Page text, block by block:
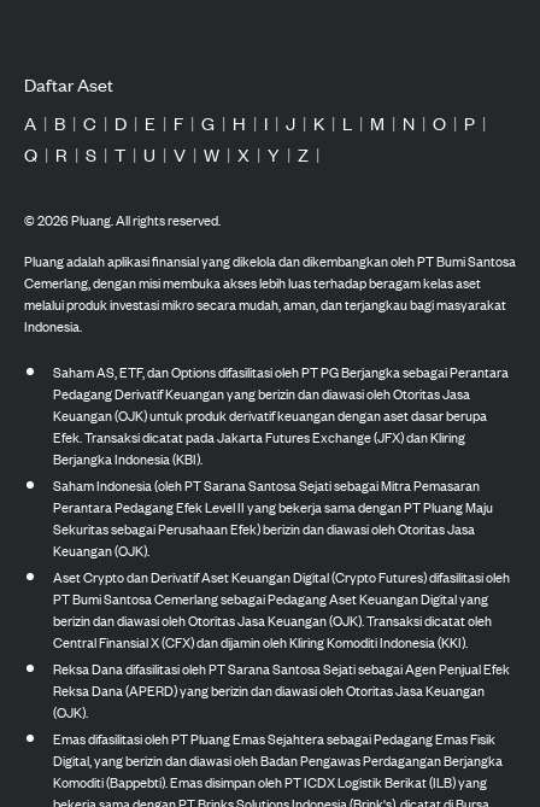
Daftar Aset
A | B | C | D | E | F | G | H | I | J | K | L | M | N | O | P |
Q | R | S | T | U | V | W | X | Y | Z |
©2026Pluang. All rights reserved.
Pluang adalah aplikasi finansial yang dikelola dan dikembangkan oleh PT Bumi Santosa
Cemerlang, dengan misi membuka akses lebih luas terhadap beragam kelas aset
melalui produk investasi mikro secara mudah, aman, dan terjangkau bagi masyarakat
Indonesia.
Saham AS, ETF, dan Options difasilitasi oleh PT PG Berjangka sebagai Perantara
Pedagang Derivatif Keuangan yang berizin dan diawasi oleh Otoritas Jasa
Keuangan (OJK) untuk produk derivatif keuangan dengan aset dasar berupa
Efek. Transaksi dicatat pada Jakarta Futures Exchange (JFX) dan Kliring
Berjangka Indonesia (KBI).
Saham Indonesia (oleh PT Sarana Santosa Sejati sebagai Mitra Pemasaran
Perantara Pedagang Efek Level II yang bekerja sama dengan PT Pluang Maju
Sekuritas sebagai Perusahaan Efek) berizin dan diawasi oleh Otoritas Jasa
Keuangan (OJK).
Aset Crypto dan Derivatif Aset Keuangan Digital (Crypto Futures) difasilitasi oleh
PT Bumi Santosa Cemerlang sebagai Pedagang Aset Keuangan Digital yang
berizin dan diawasi oleh Otoritas Jasa Keuangan (OJK). Transaksi dicatat oleh
Central Finansial X (CFX) dan dijamin oleh Kliring Komoditi Indonesia (KKI).
Reksa Dana difasilitasi oleh PT Sarana Santosa Sejati sebagai Agen Penjual Efek
Reksa Dana (APERD) yang berizin dan diawasi oleh Otoritas Jasa Keuangan
(OJK).
Emas difasilitasi oleh PT Pluang Emas Sejahtera sebagai Pedagang Emas Fisik
Digital, yang berizin dan diawasi oleh Badan Pengawas Perdagangan Berjangka
Komoditi (Bappebti). Emas disimpan oleh PT ICDX Logistik Berikat (ILB) yang